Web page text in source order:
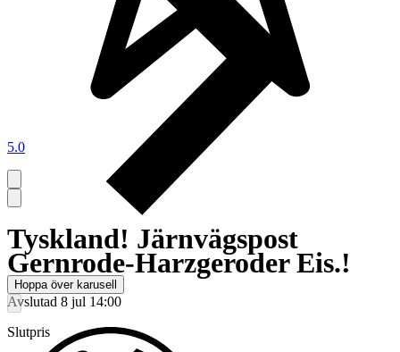
5.0
Tyskland! Järnvägspost
Gernrode-Harzgeroder Eis.!
Avslutad 8 jul 14:00
Slutpris
Hoppa över karusell